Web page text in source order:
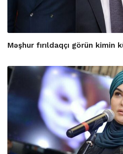
Məşhur fırıldaqçı görün kimin